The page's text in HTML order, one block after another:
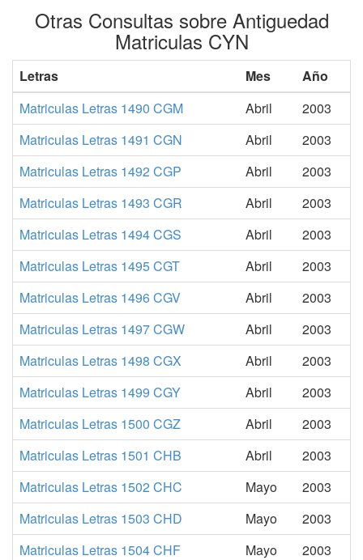
Otras Consultas sobre Antiguedad
Matriculas CYN
Letras Mes
Año
Matriculas Letras 1490 CGM
Abril
2003
Matriculas Letras 1491 CGN
Abril
2003
Matriculas Letras 1492 CGP
Abril
2003
Matriculas Letras 1493 CGR
Abril
2003
Matriculas Letras 1494 CGS
Abril
2003
Matriculas Letras 1495 CGT
Abril
2003
Matriculas Letras 1496 CGV
Abril
2003
Matriculas Letras 1497 CGW
Abril
2003
Matriculas Letras 1498 CGX
Abril
2003
Matriculas Letras 1499 CGY
Abril
2003
Matriculas Letras 1500 CGZ
Abril
2003
Matriculas Letras 1501 CHB
Abril
2003
Matriculas Letras 1502 CHC
Mayo
2003
Matriculas Letras 1503 CHD
Mayo
2003
Matriculas Letras 1504 CHF
Mayo 2003